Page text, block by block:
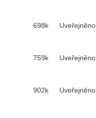
698k Uveřejněno
759k Uveřejněno
902k Uveřejněno